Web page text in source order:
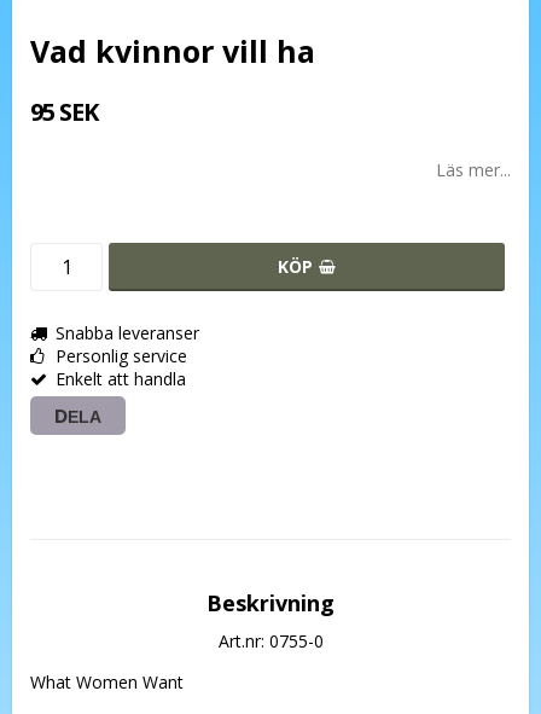
Vad kvinnor vill ha
95 SEK
Läs mer...
KÖP
Snabba leveranser
Personlig service
Enkelt att handla
DELA
Beskrivning
Art.nr: 0755-0
What Women Want